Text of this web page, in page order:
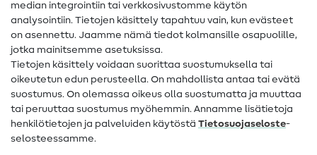
Apua ja yhteystiedot
Yhteystiedot
Tietoa omistajanvaihdoksesta
Peruutusoikeus
Suosittu
median integrointiin tai verkkosivustomme käytön
analysointiin. Tietojen käsittely tapahtuu vain, kun evästeet
on asennettu. Jaamme nämä tiedot kolmansille osapuolille,
jotka mainitsemme asetuksissa.
Tietojen käsittely voidaan suorittaa suostumuksella tai
oikeutetun edun perusteella. On mahdollista antaa tai evätä
suostumus. On olemassa oikeus olla suostumatta ja muuttaa
tai peruuttaa suostumus myöhemmin. Annamme lisätietoja
henkilötietojen ja palveluiden käytöstä Tietosuojaseloste-
selosteessamme.